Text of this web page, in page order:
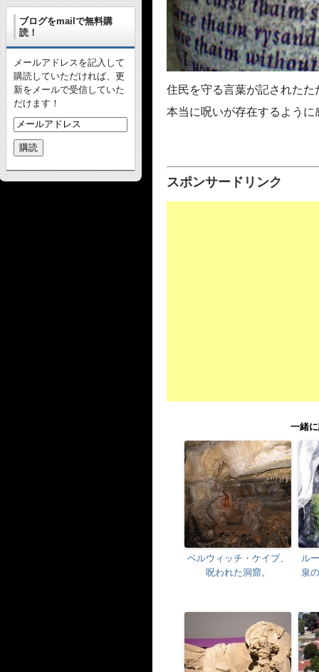
住民を守る言葉が記された
本当に呪いが存在するよう
スポンサードリンク
一緒
ベルウィッチ・ケイブ、
呪われた洞窟。
ル
泉
ブログをmailで無料購
読！
メールアドレスを記入して
購読していただければ、更
新をメールで受信していた
だけます！